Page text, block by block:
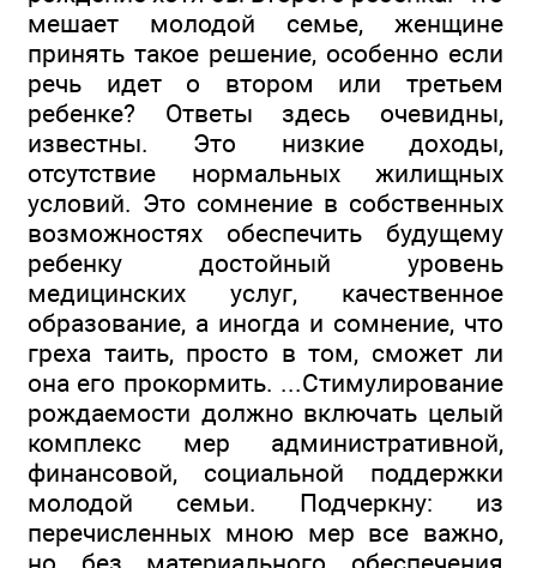
мешает молодой семье, женщине
принять такое решение, особенно если
речь идет о втором или третьем
ребенке? Ответы здесь очевидны,
известны. Это низкие доходы,
отсутствие нормальных жилищных
условий. Это сомнение в собственных
возможностях обеспечить будущему
ребенку достойный уровень
медицинских услуг, качественное
образование, а иногда и сомнение, что
греха таить, просто в том, сможет ли
она его прокормить. ...Стимулирование
рождаемости должно включать целый
комплекс мер административной,
финансовой, социальной поддержки
молодой семьи. Подчеркну: из
перечисленных мною мер все важно,